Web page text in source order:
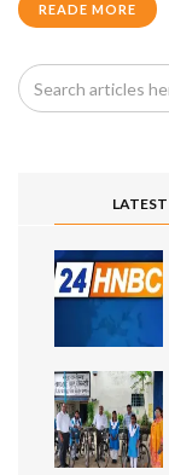
READE MORE